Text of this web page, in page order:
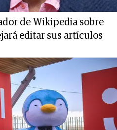
de Wikipedia sobre
editar sus artículos